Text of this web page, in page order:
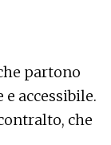
partono
accessibile.
che